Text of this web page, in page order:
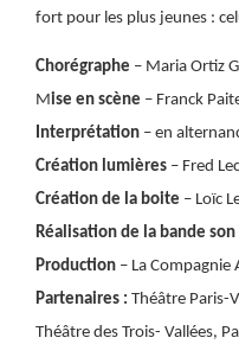
fort pour les plus jeunes :
Chorégraphe – Maria Ortiz
Mise en scène – Franck
Interprétation – en
Création lumières – Fred
Création de la boite – Loïc
Réalisation de la bande son
Production – La
Partenaires :Théâtre Paris-
Théâtre des Trois- Vallées,